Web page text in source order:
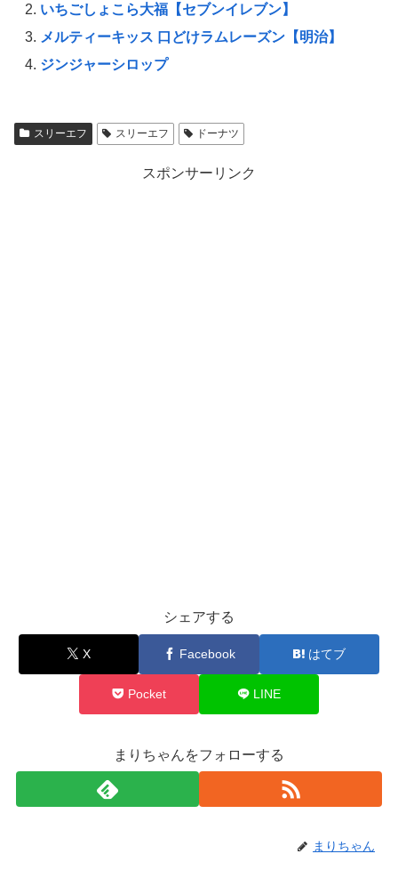
いちごしょこら大福【セブンイレブン】
メルティーキッス 口どけラムレーズン【明治】
ジンジャーシロップ
スリーエフ スリーエフ ドーナツ
スポンサーリンク
シェアする
X Facebook はてブ
Pocket LINE
まりちゃんをフォローする
まりちゃん